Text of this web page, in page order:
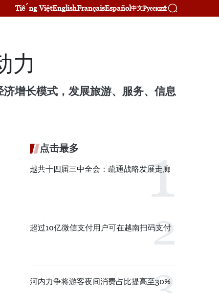
Tiếng ViệtEnglishFrançaisEspañol中文Русский
力
增长模式，发展旅游、服务、信息
点击最多
越共十四届三中全会：疏通战略发展走廊
超过10亿微信支付用户可在越南扫码支付
河内力争将游客夜间消费占比提高至30%